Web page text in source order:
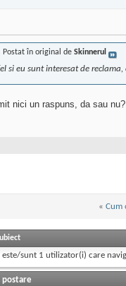
Postat în original de Skinnerul
si eu sunt interesat de
nici un raspuns, da sau nu?
« Cum
este/sunt 1 utilizator(i) care
postare